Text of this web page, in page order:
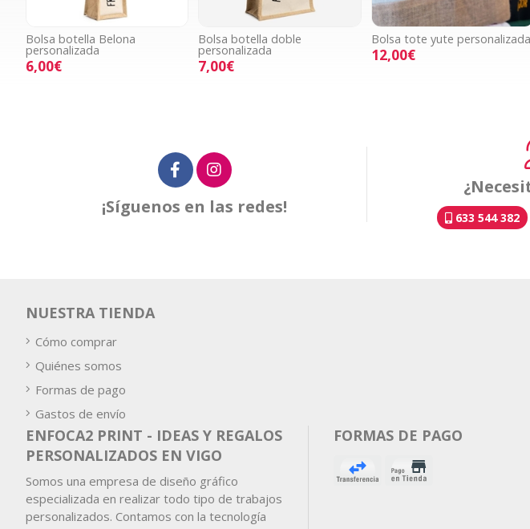
Bolsa botella Belona
personalizada
6,00€
Bolsa botella doble
personalizada
7,00€
Bolsa tote yute personalizada
12,00€
¡Síguenos en las redes!
633 544 382
ENFOCA2 PRINT - IDEAS Y REGALOS
PERSONALIZADOS EN VIGO
Somos una empresa de diseño gráfico
especializada en realizar todo tipo de trabajos
personalizados. Contamos con la tecnología
FORMAS DE PAGO
NUESTRA TIENDA
Cómo comprar
Quiénes somos
Formas de pago
Gastos de envío